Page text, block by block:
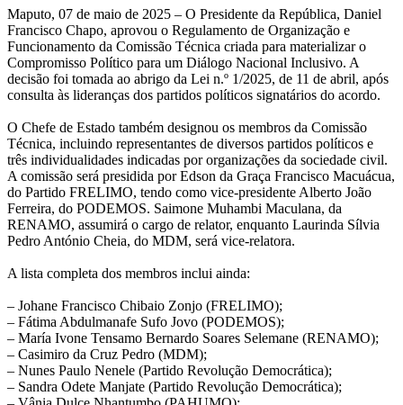
Maputo, 07 de maio de 2025 – O Presidente da República, Daniel
Francisco Chapo, aprovou o Regulamento de Organização e
Funcionamento da Comissão Técnica criada para materializar o
Compromisso Político para um Diálogo Nacional Inclusivo. A
decisão foi tomada ao abrigo da Lei n.º 1/2025, de 11 de abril, após
consulta às lideranças dos partidos políticos signatários do acordo.
O Chefe de Estado também designou os membros da Comissão
Técnica, incluindo representantes de diversos partidos políticos e
três individualidades indicadas por organizações da sociedade civil.
A comissão será presidida por Edson da Graça Francisco Macuácua,
do Partido FRELIMO, tendo como vice-presidente Alberto João
Ferreira, do PODEMOS. Saimone Muhambi Maculana, da
RENAMO, assumirá o cargo de relator, enquanto Laurinda Sílvia
Pedro António Cheia, do MDM, será vice-relatora.
A lista completa dos membros inclui ainda:
– Johane Francisco Chibaio Zonjo (FRELIMO);
– Fátima Abdulmanafe Sufo Jovo (PODEMOS);
– María Ivone Tensamo Bernardo Soares Selemane (RENAMO);
– Casimiro da Cruz Pedro (MDM);
– Nunes Paulo Nenele (Partido Revolução Democrática);
– Sandra Odete Manjate (Partido Revolução Democrática);